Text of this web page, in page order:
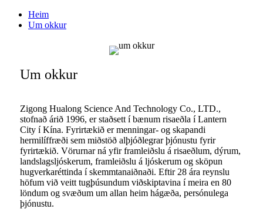
Heim
Um okkur
Um okkur
Zigong Hualong Science And Technology Co., LTD.,
stofnað árið 1996, er staðsett í bænum risaeðla í Lantern
City í Kína. Fyrirtækið er menningar- og skapandi
hermilíffræði sem miðstöð alþjóðlegrar þjónustu fyrir
fyrirtækið. Vörurnar ná yfir framleiðslu á risaeðlum, dýrum,
landslagsljóskerum, framleiðslu á ljóskerum og sköpun
hugverkaréttinda í skemmtanaiðnaði. Eftir 28 ára reynslu
höfum við veitt tugþúsundum viðskiptavina í meira en 80
löndum og svæðum um allan heim hágæða, persónulega
þjónustu.